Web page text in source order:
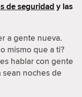
de seguridady las
a gente nueva.
mismo que a ti?
hablar con gente
noches de